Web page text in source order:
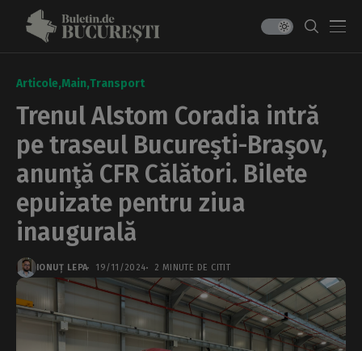
Articole Main Transport
Trenul Alstom Coradia intră
pe traseul Bucureşti-Braşov,
anunţă CFR Călători. Bilete
epuizate pentru ziua
inaugurală
IONUȚ LEPA 19/11/2024 2 MINUTE DE CITIT